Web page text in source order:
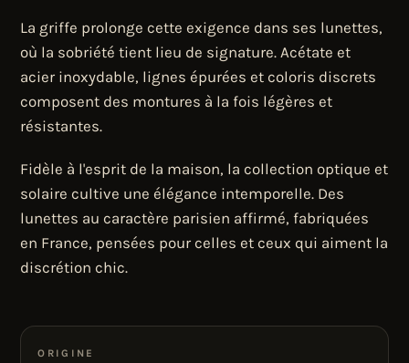
La griffe prolonge cette exigence dans ses lunettes,
où la sobriété tient lieu de signature. Acétate et
acier inoxydable, lignes épurées et coloris discrets
composent des montures à la fois légères et
résistantes.
Fidèle à l'esprit de la maison, la collection optique et
solaire cultive une élégance intemporelle. Des
lunettes au caractère parisien affirmé, fabriquées
en France, pensées pour celles et ceux qui aiment la
discrétion chic.
ORIGINE